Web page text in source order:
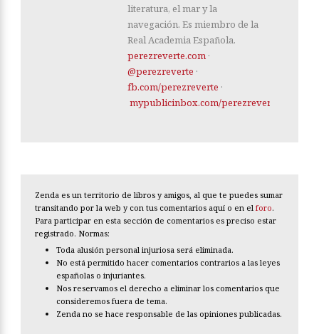
literatura, el mar y la
navegación. Es miembro de la
Real Academia Española.
perezreverte.com ·
@perezreverte ·
fb.com/perezreverte ·
mypublicinbox.com/perezreverte
Zenda es un territorio de libros y amigos, al que te puedes sumar
transitando por la web y con tus comentarios aquí o en el foro.
Para participar en esta sección de comentarios es preciso estar
registrado. Normas:
Toda alusión personal injuriosa será eliminada.
No está permitido hacer comentarios contrarios a las leyes
españolas o injuriantes.
Nos reservamos el derecho a eliminar los comentarios que
consideremos fuera de tema.
Zenda no se hace responsable de las opiniones publicadas.